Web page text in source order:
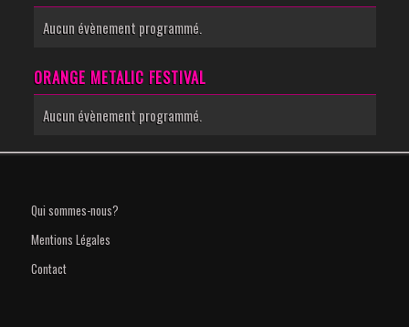
Aucun évènement programmé.
ORANGE METALIC FESTIVAL
Aucun évènement programmé.
Qui sommes-nous?
Mentions Légales
Contact